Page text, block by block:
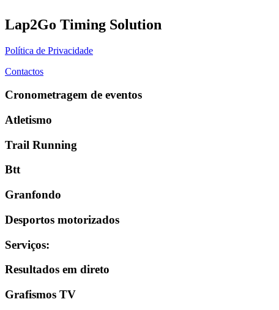
Lap2Go Timing Solution
Política de Privacidade
Contactos
Cronometragem de eventos
Atletismo
Trail Running
Btt
Granfondo
Desportos motorizados
Serviços:
Resultados em direto
Grafismos TV